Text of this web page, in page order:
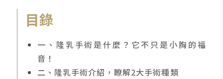
目錄
一、隆乳手術是什麼？它不只是小胸的福
音！
二、隆乳手術介紹，瞭解2大手術種類